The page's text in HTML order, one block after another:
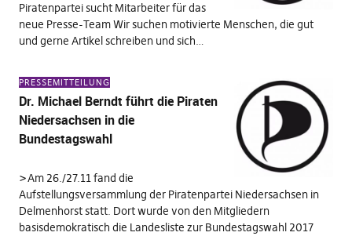
Piratenpartei sucht Mitarbeiter für das
neue Presse-Team Wir suchen motivierte Menschen, die gut
und gerne Artikel schreiben und sich…
PRESSEMITTEILUNG
Dr. Michael Berndt führt die Piraten
Niedersachsen in die
Bundestagswahl
>Am 26./27.11 fand die
Aufstellungsversammlung der Piratenpartei Niedersachsen in
Delmenhorst statt. Dort wurde von den Mitgliedern
basisdemokratisch die Landesliste zur Bundestagswahl 2017